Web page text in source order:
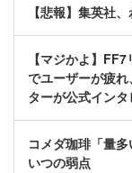
【悲報】集英社
【マジかよ】
でユーザーが疲
ターが公式イン
コメダ珈琲「量
いつの弱点